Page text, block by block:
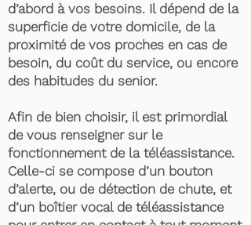
d’abord à vos besoins. Il dépend de la
superficie de votre domicile, de la
proximité de vos proches en cas de
besoin, du coût du service, ou encore
des habitudes du senior.
Afin de bien choisir, il est primordial
de vous renseigner sur le
fonctionnement de la téléassistance.
Celle-ci se compose d’un bouton
d’alerte, ou de détection de chute, et
d’un boîtier vocal de téléassistance